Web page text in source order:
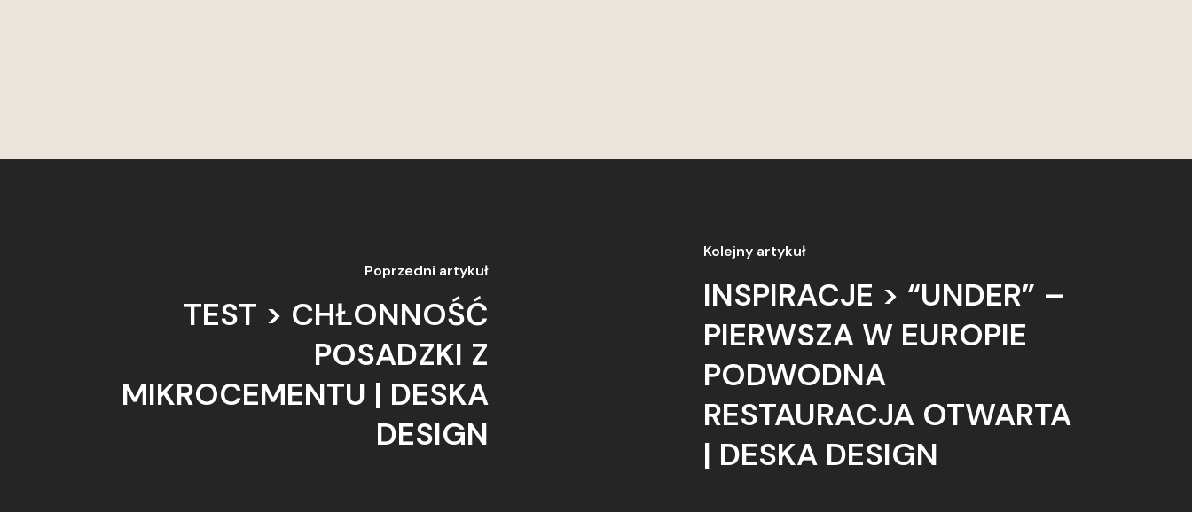
Poprzedni artykuł
TEST > ​CHŁONNOŚĆ
POSADZKI Z
MIKROCEMENTU | DESKA
DESIGN
Kolejny artykuł
INSPIRACJE > “UNDER” –
PIERWSZA W EUROPIE
PODWODNA
RESTAURACJA OTWARTA
| DESKA DESIGN